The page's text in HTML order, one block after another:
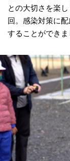
との大切さを楽
回。感染対策に
することができま